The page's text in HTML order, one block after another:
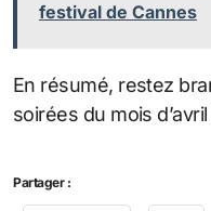
festival de Cannes
En résumé, restez
soirées du mois
Partager :